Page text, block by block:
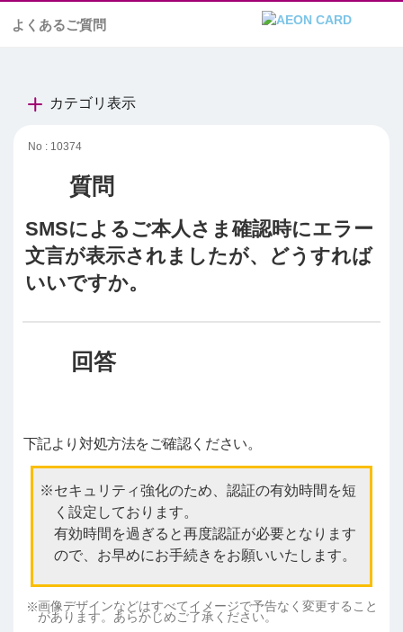
よくあるご質問
カテゴリ表示
No : 10374
SMSによるご本人さま確認時にエラー
文言が表示されましたが、どうすれば
いいですか。
下記より対処方法をご確認ください。
セキュリティ強化のため、認証の有効時間を短
く設定しております。
有効時間を過ぎると再度認証が必要となります
ので、お早めにお手続きをお願いいたします。
画像デザインなどはすべてイメージで予告なく変更すること
があります。あらかじめご了承ください。